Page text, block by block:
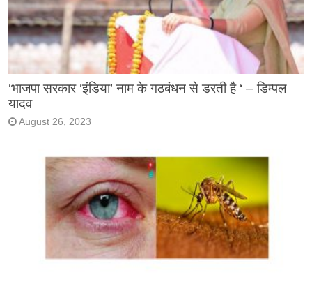
‘भाजपा सरकार ‘इंडिया’ नाम के गठबंधन से डरती है ‘ – डिम्पल
यादव
August 26, 2023